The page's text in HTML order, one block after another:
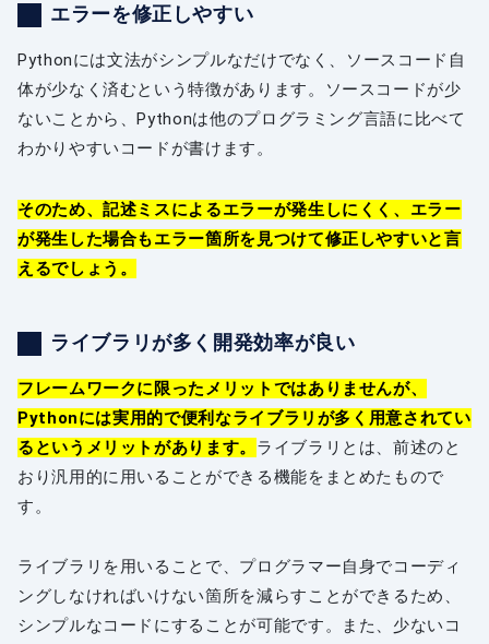
エラーを修正しやすい
Pythonには文法がシンプルなだけでなく、ソースコード自
体が少なく済むという特徴があります。ソースコードが少
ないことから、Pythonは他のプログラミング言語に比べて
わかりやすいコードが書けます。
そのため、記述ミスによるエラーが発生しにくく、エラー
が発生した場合もエラー箇所を見つけて修正しやすいと言
えるでしょう。
ライブラリが多く開発効率が良い
フレームワークに限ったメリットではありませんが、
Pythonには実用的で便利なライブラリが多く用意されてい
るというメリットがあります。 ライブラリとは、前述のと
おり汎用的に用いることができる機能をまとめたもので
す。
ライブラリを用いることで、プログラマー自身でコーディ
ングしなければいけない箇所を減らすことができるため、
シンプルなコードにすることが可能です。また、少ないコ